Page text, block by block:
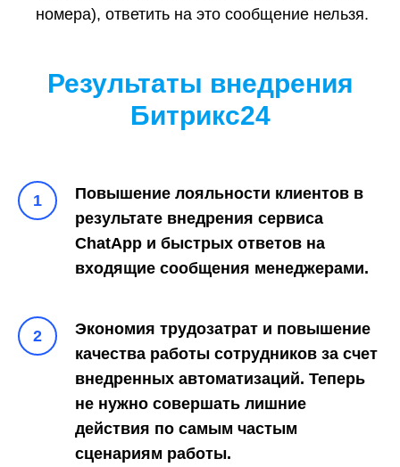
номера), ответить на это сообщение нельзя.
Результаты внедрения
Битрикс24
Повышение лояльности клиентов в
результате внедрения сервиса
ChatApp и быстрых ответов на
входящие сообщения менеджерами.
Экономия трудозатрат и повышение
качества работы сотрудников за счет
внедренных автоматизаций. Теперь
не нужно совершать лишние
действия по самым частым
сценариям работы.